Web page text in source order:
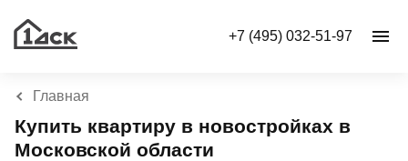
+7 (495) 032-51-97
Главная
Купить квартиру в новостройках в
Московской области